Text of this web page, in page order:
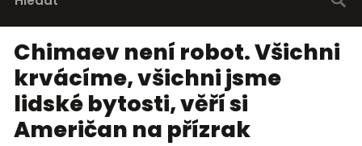
Chimaev není robot. Všichni
krvácíme, všichni jsme
lidské bytosti, věří si
Američan na přízrak